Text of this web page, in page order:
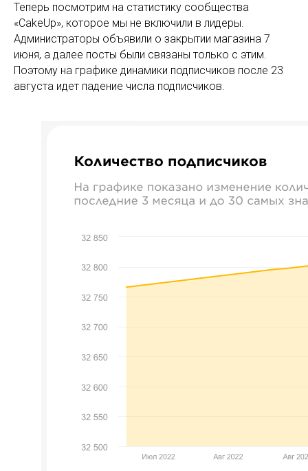
Теперь посмотрим на статистику сообщества
«CakeUp», которое мы не включили в лидеры.
Администраторы объявили о закрытии магазина 7
июня, а далее посты были связаны только с этим.
Поэтому на графике динамики подписчиков после 23
августа идет падение числа подписчиков.